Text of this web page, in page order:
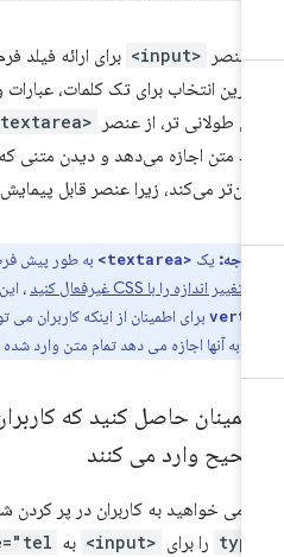
عنصر <input> برای ارائه فیلد فرم
انتخاب برای تک کلمات، عبارات و
طولانی تر، از عنصر <textarea>
متن اجازه می‌دهد و دیدن متنی که وارد
می‌کند، زیرا عنصر قابل پیمایش و
یک<textarea>
به طور پیش فرض
تغییر اندازه را با CSS غیرفعال کنید ، این
برای اطمینان از اینکه کاربران می
به آنها اجازه می دهد تمام متن وارد شده را
حاصل کنید که کاربران
وارد می کنند
می خواهید به کاربران در پر کردن
را برای <input> به